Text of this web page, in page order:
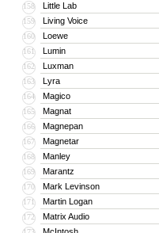
158 Little Lab
159 Living Voice
160 Loewe
161 Lumin
162 Luxman
163 Lyra
164 Magico
165 Magnat
166 Magnepan
167 Magnetar
168 Manley
169 Marantz
170 Mark Levinson
171 Martin Logan
172 Matrix Audio